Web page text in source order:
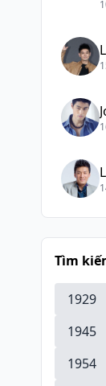
Tìm
1929
1945
1954